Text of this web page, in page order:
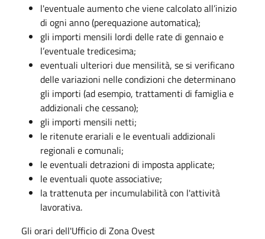
l'eventuale aumento che viene calcolato all’inizio
di ogni anno (perequazione automatica);
gli importi mensili lordi delle rate di gennaio e
l’eventuale tredicesima;
eventuali ulteriori due mensilità, se si verificano
delle variazioni nelle condizioni che determinano
gli importi (ad esempio, trattamenti di famiglia e
addizionali che cessano);
gli importi mensili netti;
le ritenute erariali e le eventuali addizionali
regionali e comunali;
le eventuali detrazioni di imposta applicate;
le eventuali quote associative;
la trattenuta per incumulabilità con l'attività
lavorativa.
Gli orari dell'Ufficio di Zona Ovest